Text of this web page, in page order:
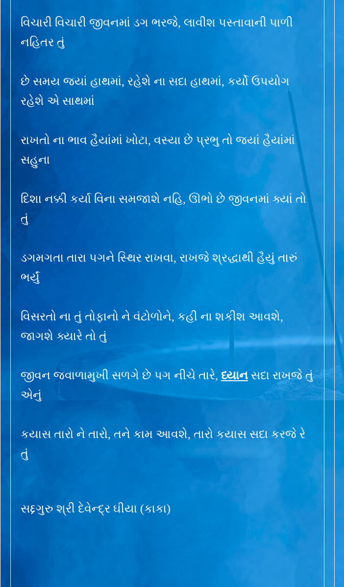
વિચારી વિચારી જીવનમાં ડગ ભરજે, લાવીશ પસ્તાવાની પાળી
નહિતર તું
છે સમય જ્યાં હાથમાં, રહેશે ના સદા હાથમાં, કર્યો ઉપયોગ
રહેશે એ સાથમાં
રાખતો ના ભાવ હૈયાંમાં ખોટા, વસ્યા છે પ્રભુ તો જ્યાં હૈયાંમાં
સહુના
દિશા નક્કી કર્યા વિના સમજાશે નહિ, ઊભો છે જીવનમાં ક્યાં તો
તું
ડગમગતા તારા પગને સ્થિર રાખવા, રાખજે શ્રદ્ધાથી હૈયું તારું
ભર્યું
વિસરતો ના તું તોફાનો ને વંટોળોને, કહી ના શકીશ આવશે,
જાગશે ક્યારે તો તું
જીવન જ્વાળામુખી સળગે છે પગ નીચે તારે, ધ્યાન સદા રાખજે તું
એનું
કયાસ તારો ને તારો, તને કામ આવશે, તારો કયાસ સદા કરજે રે
તું
સદ્દગુરુ શ્રી દેવેન્દ્ર ઘીયા (કાકા)